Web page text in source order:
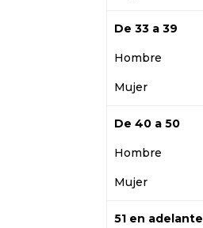
De 33 a 39
Hombre
Mujer
De 40 a 50
Hombre
Mujer
51 en adelante